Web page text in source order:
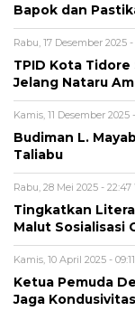
Bapok dan
Rabu, 17 Desember 2025
TPID Kota Tidore
Jelang Nataru
Kamis, 11 Desember 2025
Budiman L.
Taliabu
Rabu, 28 Mei 2025 - 22:47
Tingkatkan
Malut Sosialisasi
Kamis, 10 April 2025 -
Ketua Pemuda
Jaga